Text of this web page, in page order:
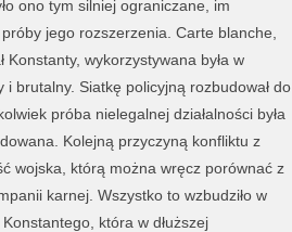
ono tym silniej ograniczane, im
jego rozszerzenia. Carte blanche,
Konstanty, wykorzystywana była w
i brutalny. Siatkę policyjną rozbudował do
próba nielegalnej działalności była
Kolejną przyczyną konfliktu z
wojska, którą można wręcz porównać z
karnej. Wszystko to wzbudziło w
która w dłuższej